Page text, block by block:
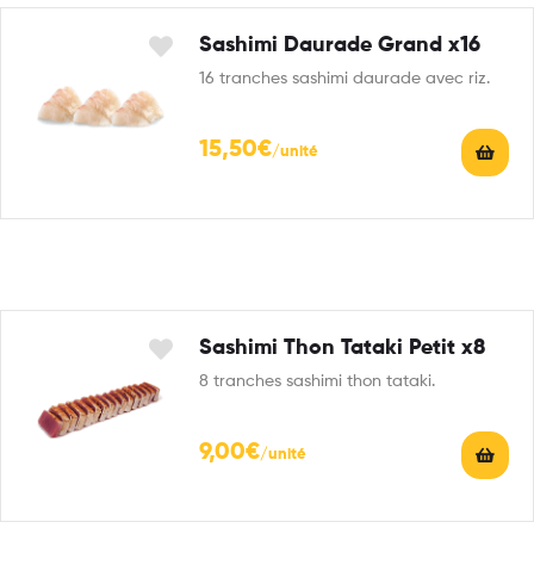
Sashimi Daurade Grand x16
16 tranches sashimi daurade avec riz.
15,50€
Sashimi Thon Tataki Petit x8
8 tranches sashimi thon tataki.
9,00€